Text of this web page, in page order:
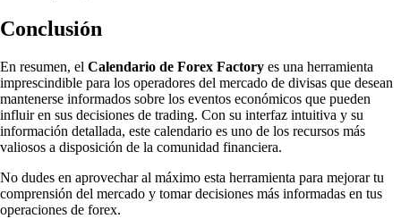
Conclusión
En resumen, el Calendario de Forex Factory es una herramienta
imprescindible para los operadores del mercado de divisas que desean
mantenerse informados sobre los eventos económicos que pueden
influir en sus decisiones de trading. Con su interfaz intuitiva y su
información detallada, este calendario es uno de los recursos más
valiosos a disposición de la comunidad financiera.
No dudes en aprovechar al máximo esta herramienta para mejorar tu
comprensión del mercado y tomar decisiones más informadas en tus
operaciones de forex.